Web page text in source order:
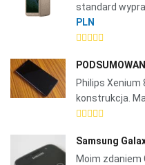
standard
PLN
Philips Xenium
konstrukcja.
Samsung
Moim zdaniem